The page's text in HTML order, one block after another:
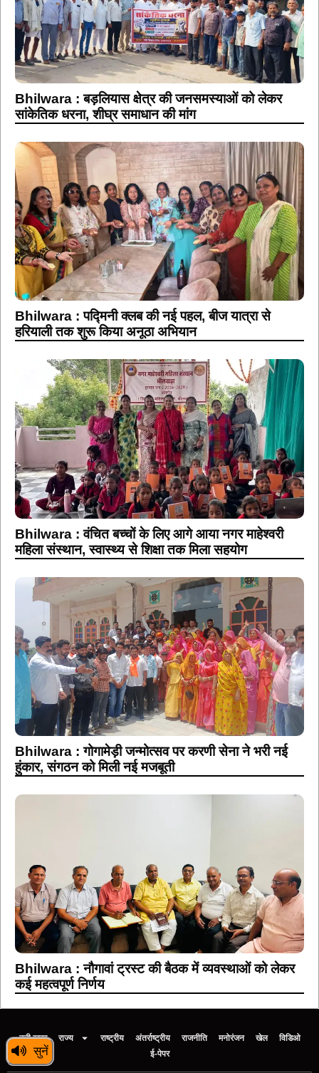
सुनें
Bhilwara : बड़लियास क्षेत्र की जनसमस्याओं को लेकर
सांकेतिक धरना, शीघ्र समाधान की मांग
Bhilwara : पद्मिनी क्लब की नई पहल, बीज यात्रा से
हरियाली तक शुरू किया अनूठा अभियान
Bhilwara : वंचित बच्चों के लिए आगे आया नगर माहेश्वरी
महिला संस्थान, स्वास्थ्य से शिक्षा तक मिला सहयोग
Bhilwara : गोगामेड़ी जन्मोत्सव पर करणी सेना ने भरी नई
हुंकार, संगठन को मिली नई मजबूती
Bhilwara : नौगावां ट्रस्ट की बैठक में व्यवस्थाओं को लेकर
कई महत्वपूर्ण निर्णय
बड़ी खबर राज्य राष्ट्रीय अंतर्राष्ट्रीय राजनीति मनोरंजन खेल
विडिओ
ई-पेपर